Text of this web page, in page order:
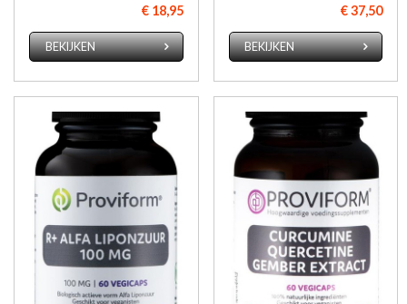
€ 18,95
BEKIJKEN
€ 37,50
BEKIJKEN